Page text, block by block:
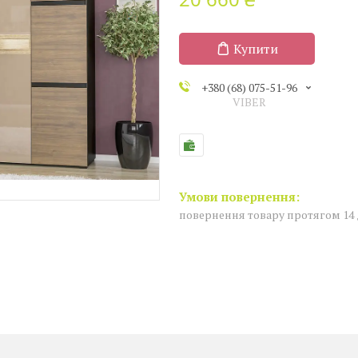
Купити
+380 (68) 075-51-96
VIBER
повернення товару протягом 14